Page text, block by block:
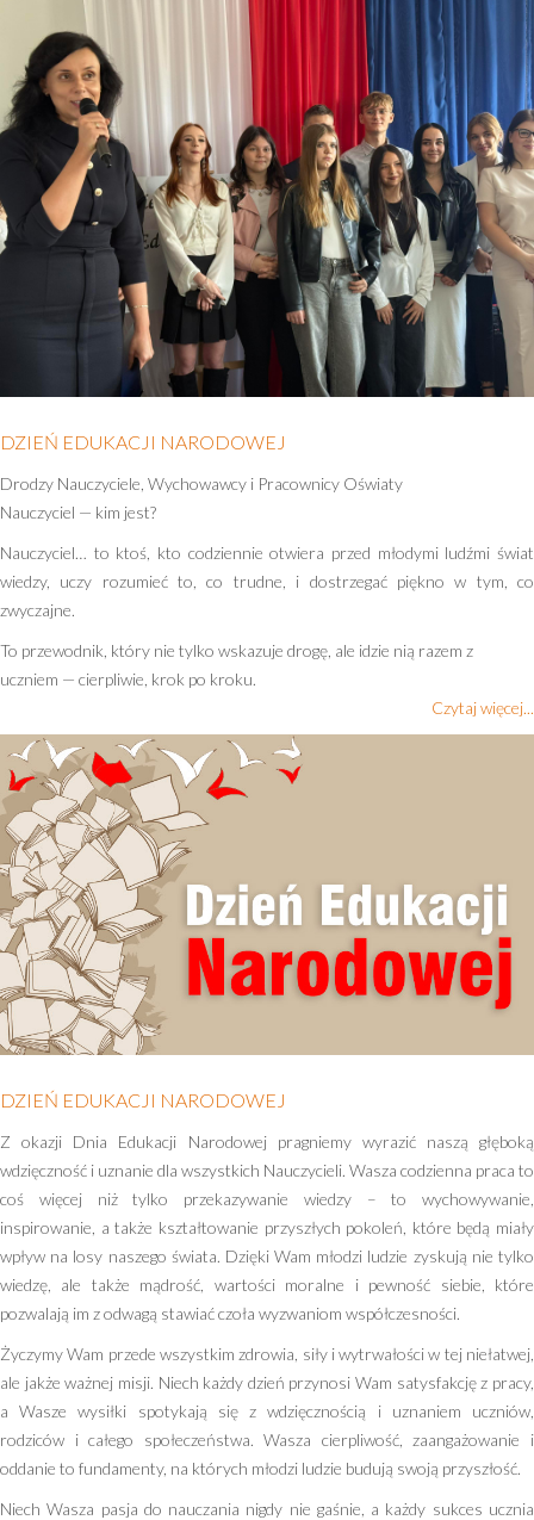
DZIEŃ EDUKACJI NARODOWEJ
Drodzy Nauczyciele, Wychowawcy i Pracownicy Oświaty
Nauczyciel — kim jest?
Nauczyciel… to ktoś, kto codziennie otwiera przed młodymi ludźmi świat
wiedzy, uczy rozumieć to, co trudne, i dostrzegać piękno w tym, co
zwyczajne.
To przewodnik, który nie tylko wskazuje drogę, ale idzie nią razem z
uczniem — cierpliwie, krok po kroku.
Czytaj więcej...
DZIEŃ EDUKACJI NARODOWEJ
Z okazji Dnia Edukacji Narodowej pragniemy wyrazić naszą głęboką
wdzięczność i uznanie dla wszystkich Nauczycieli. Wasza codzienna praca to
coś więcej niż tylko przekazywanie wiedzy – to wychowywanie,
inspirowanie, a także kształtowanie przyszłych pokoleń, które będą miały
wpływ na losy naszego świata. Dzięki Wam młodzi ludzie zyskują nie tylko
wiedzę, ale także mądrość, wartości moralne i pewność siebie, które
pozwalają im z odwagą stawiać czoła wyzwaniom współczesności.
Życzymy Wam przede wszystkim zdrowia, siły i wytrwałości w tej niełatwej,
ale jakże ważnej misji. Niech każdy dzień przynosi Wam satysfakcję z pracy,
a Wasze wysiłki spotykają się z wdzięcznością i uznaniem uczniów,
rodziców i całego społeczeństwa. Wasza cierpliwość, zaangażowanie i
oddanie to fundamenty, na których młodzi ludzie budują swoją przyszłość.
Niech Wasza pasja do nauczania nigdy nie gaśnie, a każdy sukces ucznia